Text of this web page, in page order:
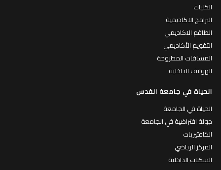
الكليات
البرامج الاكاديمية
الطاقم الاكاديمي
التقويم الأكاديمي
المساقات المطروحة
الهواتف الداخلية
الحياة في جامعة القدس
الحياة في الجامعة
جولة افتراضية في الجامعة
الكافتيريات
المركز الرياضي
السكنات الداخلية